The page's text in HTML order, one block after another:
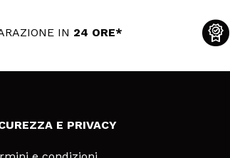
IN 24 ORE*
E PRIVACY